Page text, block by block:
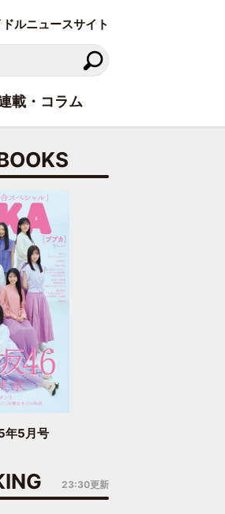
ルニュースサイト
年5月号
23:30更新
載・コラム